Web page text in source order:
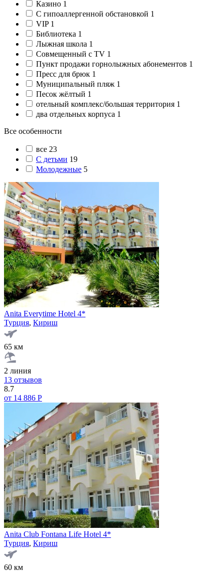
Казино 1
C гипоаллергенной обстановкой 1
VIP 1
Библиотека 1
Лыжная школа 1
Совмещенный с TV 1
Пункт продажи горнолыжных абонементов 1
Пресс для брюк 1
Муниципальный пляж 1
Песок жёлтый 1
отельный комплекс/большая территория 1
два отдельных корпуса 1
Все особенности
все 23
С детьми 19
Молодежные 5
Anita Everytime Hotel 4*
Турция, Кириш
65 км
2 линия
13 отзывов
8.7
от 14 886 Р
Anita Club Fontana Life Hotel 4*
Турция, Кириш
60 км